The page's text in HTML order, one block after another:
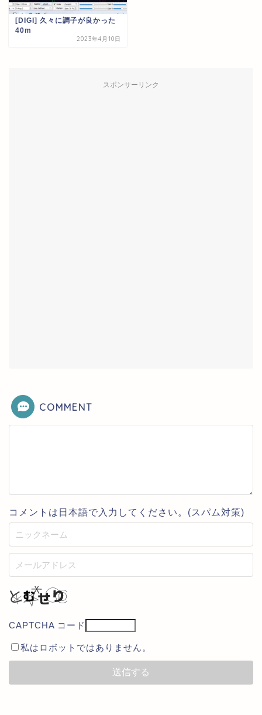
[DIGI] 久々に調子が良かった
40m
2023年4月10日
スポンサーリンク
COMMENT
コメントは日本語で入力してください。(スパム対策)
CAPTCHA コード
私はロボットではありません。